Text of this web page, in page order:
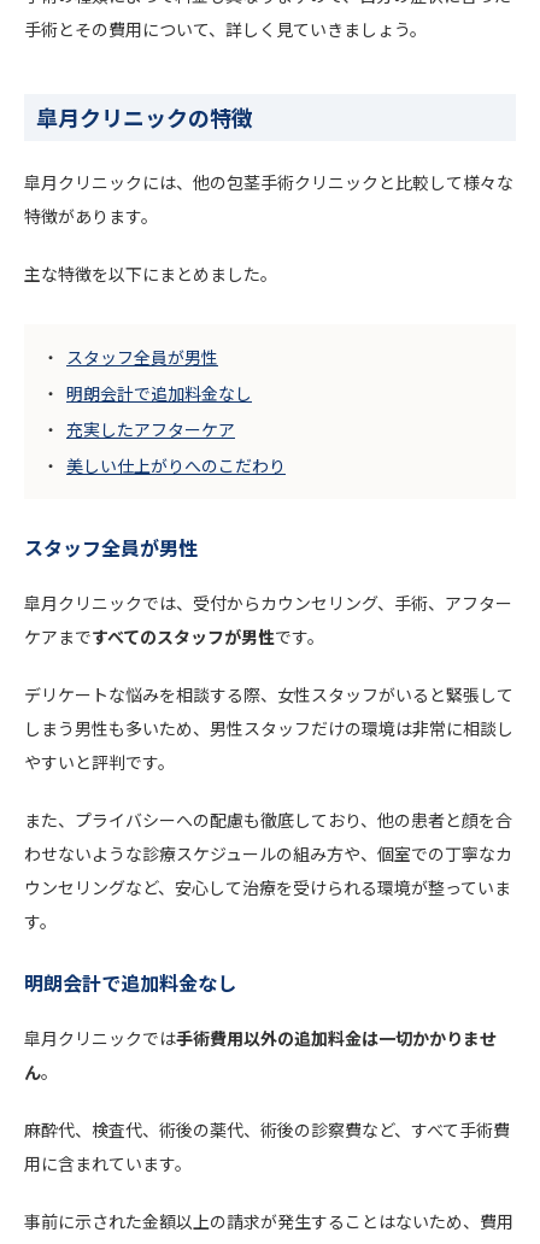
手術とその費用について、詳しく見ていきましょう。
皐月クリニックの特徴
皐月クリニックには、他の包茎手術クリニックと比較して様々な
特徴があります。
主な特徴を以下にまとめました。
スタッフ全員が男性
明朗会計で追加料金なし
充実したアフターケア
美しい仕上がりへのこだわり
スタッフ全員が男性
皐月クリニックでは、受付からカウンセリング、手術、アフター
ケアまですべてのスタッフが男性です。
デリケートな悩みを相談する際、女性スタッフがいると緊張して
しまう男性も多いため、男性スタッフだけの環境は非常に相談し
やすいと評判です。
また、プライバシーへの配慮も徹底しており、他の患者と顔を合
わせないような診療スケジュールの組み方や、個室での丁寧なカ
ウンセリングなど、安心して治療を受けられる環境が整っていま
す。
明朗会計で追加料金なし
皐月クリニックでは手術費用以外の追加料金は一切かかりませ
ん。
麻酔代、検査代、術後の薬代、術後の診察費など、すべて手術費
用に含まれています。
事前に示された金額以上の請求が発生することはないため、費用